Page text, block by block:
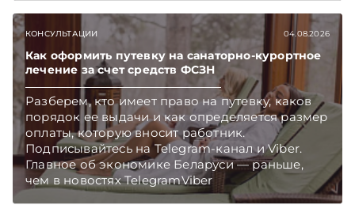
Подписывайтесь на Telegram‑канал и Viber.
Главное об экономике Беларуси — раньше,
чем в новостях TelegramViber
КОНСУЛЬТАЦИИ 04.08.2026
Как оформить путевку на санаторно-курортное
лечение за счет средств ФСЗН
Разберем, кто имеет право на путевку, каков
порядок ее выдачи и как определяется размер
оплаты, которую вносит работник.
Подписывайтесь на Telegram‑канал и Viber.
Главное об экономике Беларуси — раньше,
чем в новостях TelegramViber